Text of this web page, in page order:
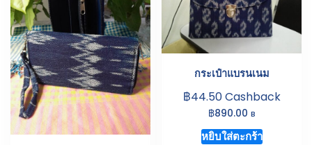
กระเป๋าแบรนเนม
฿44.50Cashback
฿890.00 B
หยิบใส่ตะกร้า